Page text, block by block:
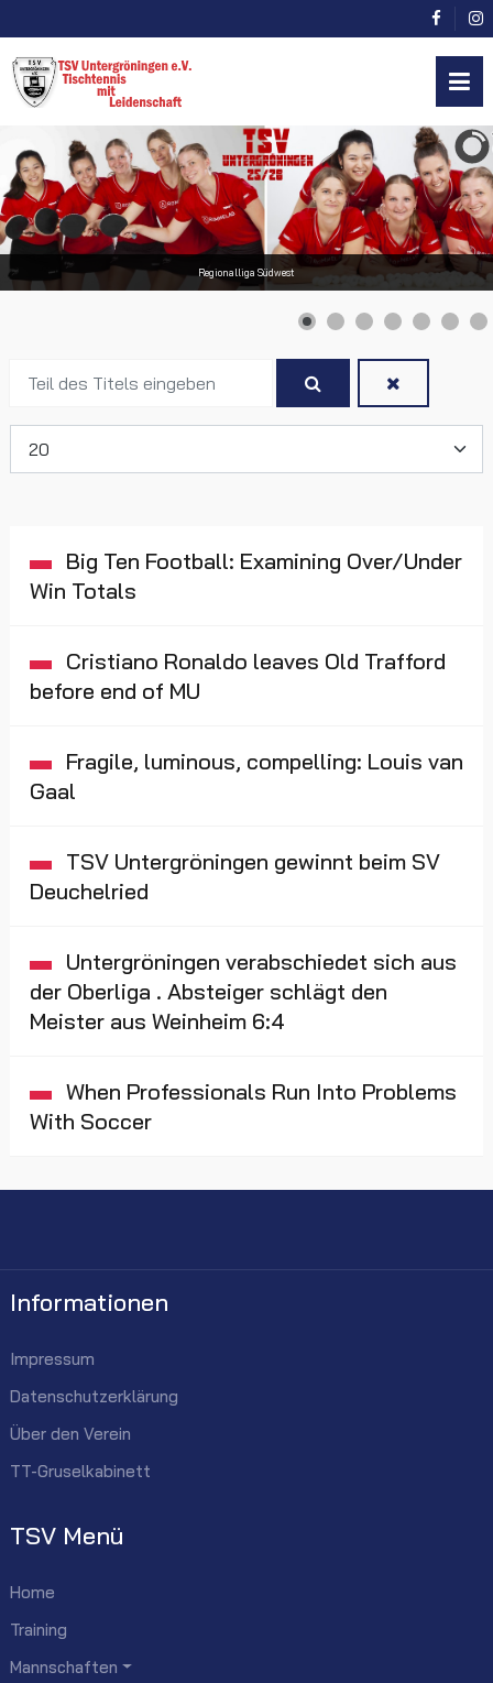
Regionalliga Südwest
des
eingeben
Big Ten Football: Examining Over/Under
Win Totals
Cristiano Ronaldo leaves Old Trafford
before end of MU
Fragile, luminous, compelling: Louis van
Gaal
TSV Untergröningen gewinnt beim SV
Deuchelried
Untergröningen verabschiedet sich aus
der Oberliga . Absteiger schlägt den
Meister aus Weinheim 6:4
When Professionals Run Into Problems
With Soccer
Informationen
Impressum
Datenschutzerklärung
Über den Verein
TT-Gruselkabinett
TSV Menü
Home
Training
Mannschaften